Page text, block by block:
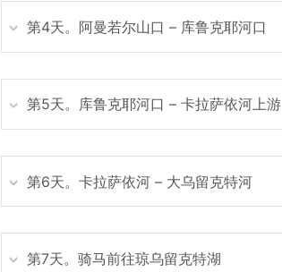
第4天。阿曼若尔山口 – 库鲁克耶河口
第5天。库鲁克耶河口 – 卡拉萨依河上游
第6天。卡拉萨依河 – 大乌留克特河
第7天。骑马前往琼乌留克特湖